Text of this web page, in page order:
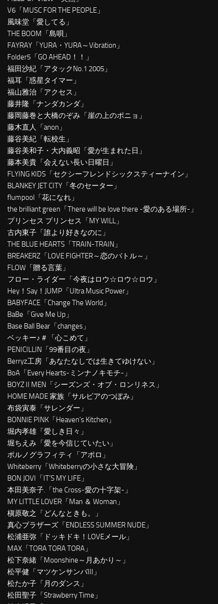
V6「MUSC FOR THE PEOPLE」
風味堂「愛してる」
THE BOOM「島唄」
FAYRAY「YURA・YURA～Vibration」
Folder5「GO AHEAD！！」
福田沙紀「アタックNo.1 2005」
福耳「惑星タイマー」
福山雅治「アクセス」
藤井隆「ナンダカンダ」
藤岡藤巻と大橋のぞみ「崖の上のポニョ」
藤木直人「anon」
藤谷美紀「転校生」
藤谷美和子・大内義昭「愛が生まれた日」
藤本美貴「会えない長い日曜日」
FLYING KIDS「セクシーフレンドシックスティーナイン」
BLANKEY JET CITY「冬のセーター」
flumpool「花になれ」
the brilliant green「There will be love there -愛のある場所-」
プリンセス プリンセス「MY WILL」
古内東子「誰より好きなのに」
THE BLUE HEARTS「TRAIN-TRAIN」
BREAKERZ「LOVE FIGHTER～恋のバトル～」
FLOW「贈る言葉」
フロー・ライダー「今夜はロウ☆ロウ☆ロウ」
Hey！Say！JUMP「Ultra Music Power」
BABYFACE「Change The World」
BaBe「Give Me Up」
Base Ball Bear「changes」
ベッキー♪＃「心こめて」
PENICILLIN「99番目の夜」
Berryz工房「あなたなしでは生きてゆけない」
BoA「Every Hearts-ミンナノキモチ-」
BOYZ II MEN「シーズンズ・オブ・ロンリネス」
HOME MADE 家族「サルビアのつぼみ」
布袋寅泰「サレンダー」
BONNIE PINK「Heaven’s Kitchen」
堀内孝雄「愛しき日々」
堀ちえみ「愛を今信じていたい」
ポルノグラフィティ「アポロ」
Whiteberry「Whiteberryの小さな大冒険」
BON JOVI「IT’S MY LIFE」
本田美奈子.「the Cross-愛の十字架-」
MY LITTLE LOVER「Man ＆ Woman」
槇原敬之「どんなときも。」
真心ブラザーズ「ENDLESS SUMMER NUDE」
松浦亜弥「ドッキドキ！LOVEメール」
MAX「TORA TORA TORA」
松下奈緒「Moonshine～月あかり～」
松平健「マツケンサンバIII」
松たか子「月のダンス」
松田聖子「Strawberry Time」